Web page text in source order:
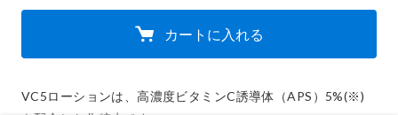
カートに入れる
VC5ローションは、高濃度ビタミンC誘導体（APS）5%(※)